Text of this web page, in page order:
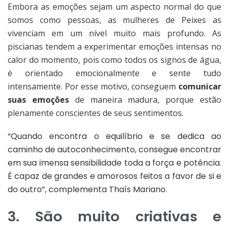
Embora as emoções sejam um aspecto normal do que
somos como pessoas, as mulheres de Peixes as
vivenciam em um nível muito mais profundo. As
piscianas tendem a experimentar emoções intensas no
calor do momento, pois como todos os signos de água,
é orientado emocionalmente e sente tudo
intensamente. Por esse motivo, conseguem comunicar
suas emoçõesde maneira madura, porque estão
plenamente conscientes de seus sentimentos.
“Quando encontra o equilíbrio e se dedica ao
caminho de autoconhecimento, consegue encontrar
em sua imensa sensibilidade toda a força e potência.
É capaz de grandes e amorosos feitos a favor de si e
do outro”, complementa Thaís Mariano.
3. São muito criativas e